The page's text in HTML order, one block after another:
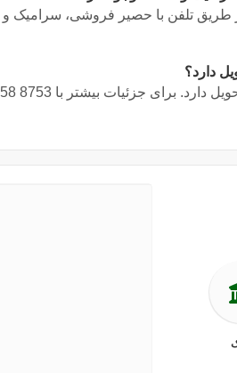
طریق تلفن با حصیر فروشی، سرامیک و
دارد؟
دارد. برای جزئیات بیشتر با 8753